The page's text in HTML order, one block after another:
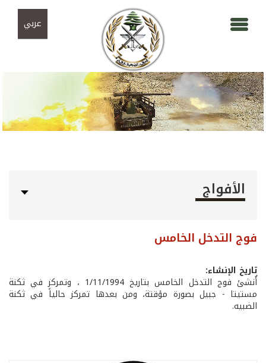
عربي
الأفواج
فوج التدخل الخامس
تاريخ الإنشاء:
أُنشئ فوج التدخل الخامس بتاريخ 1/11/1994 ، وتمركز في ثكنة
مستيتا - جبيل بصورة مؤقتة، ومن بعدها تمركز حالياً في ثكنة
الضبيه.